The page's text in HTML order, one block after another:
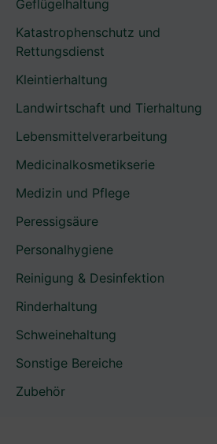
Geflügelhaltung
Katastrophenschutz und
Rettungsdienst
Kleintierhaltung
Landwirtschaft und Tierhaltung
Lebensmittelverarbeitung
Medicinalkosmetikserie
Medizin und Pflege
Peressigsäure
Personalhygiene
Reinigung & Desinfektion
Rinderhaltung
Schweinehaltung
Sonstige Bereiche
Zubehör